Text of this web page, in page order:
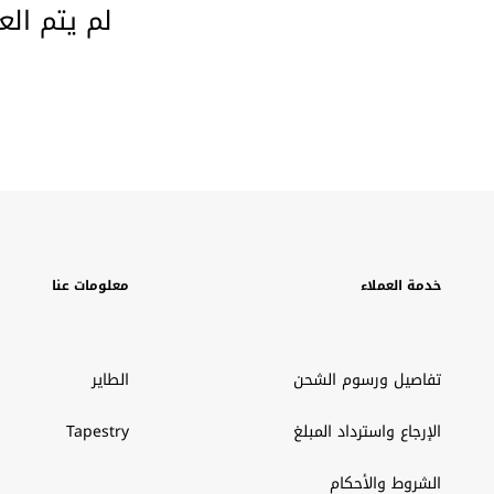
لم يتم
خدمة العملاء
تفاصيل ورسوم الشحن
الإرجاع واسترداد المبلغ
الشروط والأحكام
معلومات عنا
الطاير
Tapestry